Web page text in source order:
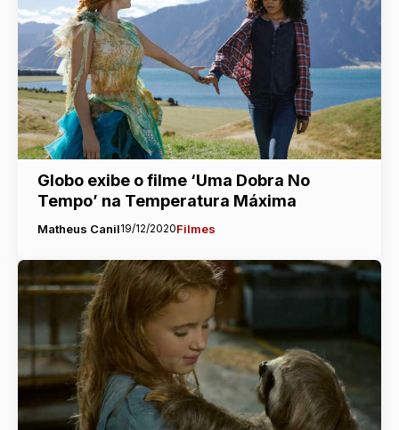
Globo exibe o filme ‘Uma Dobra No
Tempo’ na Temperatura Máxima
Matheus Canil19/12/2020Filmes